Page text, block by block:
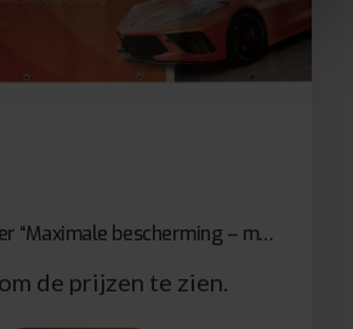
Reclamebanner “Maximale bescherming – minimale inspanning”
de prijzen te zien.